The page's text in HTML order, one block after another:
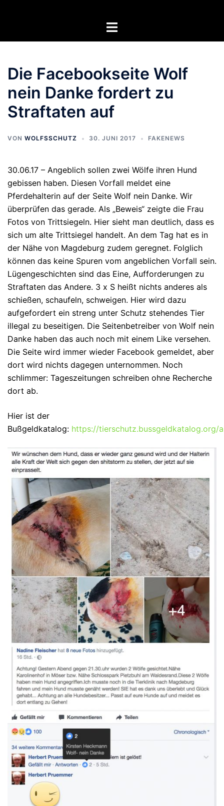
Menü
Die Facebookseite Wolf
nein Danke fordert zu
Straftaten auf
VON WOLFSSCHUTZ 30. JUNI 2017 FAKENEWS
30.06.17 – Angeblich sollen zwei Wölfe ihren Hund
gebissen haben. Diesen Vorfall meldet eine
Pferdehalterin auf der Seite Wolf nein Danke. Wir
überprüfen das gerade. Als „Beweis“ zeigte die Frau
Fotos von Trittsiegeln. Hier sieht man deutlich, dass es
sich um alte Trittsiegel handelt. An dem Tag hat es in
der Nähe von Magdeburg zudem geregnet. Folglich
können das keine Spuren vom angeblichen Vorfall sein.
Lügengeschichten sind das Eine, Aufforderungen zu
Straftaten das Andere. 3 x S heißt nichts anderes als
schießen, schaufeln, schweigen. Hier wird dazu
aufgefordert ein streng unter Schutz stehendes Tier
illegal zu beseitigen. Die Seitenbetreiber von Wolf nein
Danke haben das auch noch mit einem Like versehen.
Die Seite wird immer wieder Facebook gemeldet, aber
dort wird nichts dagegen unternommen. Noch
schlimmer: Tageszeitungen schreiben ohne Recherche
dort ab.
Hier ist der
Bußgeldkatalog: https://tierschutz.bussgeldkatalog.org/